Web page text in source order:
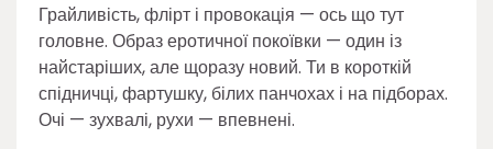
Грайливість, флірт і провокація — ось що тут
головне. Образ еротичної покоївки — один із
найстаріших, але щоразу новий. Ти в короткій
спідничці, фартушку, білих панчохах і на підборах.
Очі — зухвалі, рухи — впевнені.